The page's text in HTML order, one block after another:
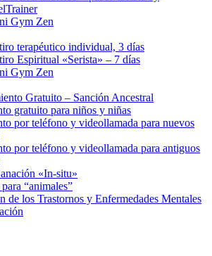
Gym Zen
terapéutico individual, 3 días
Espiritual «Serista» – 7 días
Gym Zen
Gratuito – Sanción Ancestral
gratuito para niños y niñas
por teléfono y videollamada para nuevos
por teléfono y videollamada para antiguos
«In-situ»
“animales”
de los Trastornos y Enfermedades Mentales